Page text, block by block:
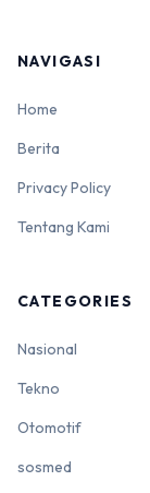
NAVIGASI
Home
Berita
Privacy Policy
Tentang Kami
CATEGORIES
Nasional
Tekno
Otomotif
sosmed